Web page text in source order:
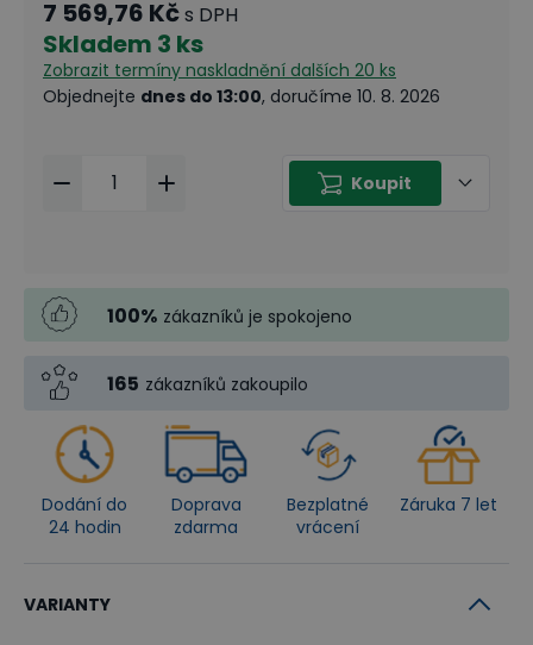
7 569,76 Kčs DPH
Skladem 3 ks
Zobrazit termíny naskladnění dalších 20 ks
Objednejte dnes do 13:00, doručíme 10. 8. 2026
Koupit
100% zákazníků je spokojeno
165 zákazníků zakoupilo
Dodání do
24 hodin
Doprava
zdarma
Bezplatné
vrácení
Záruka 7 let
VARIANTY